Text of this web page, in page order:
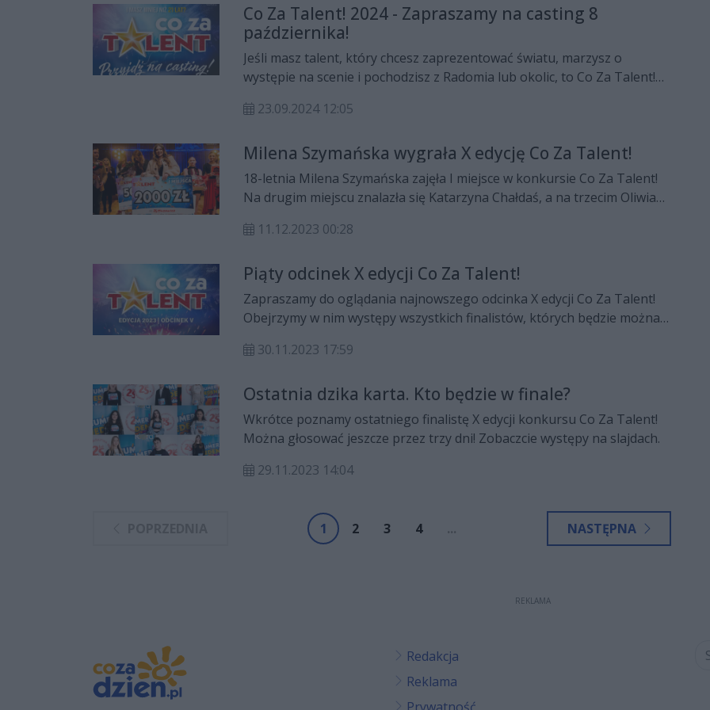
Co Za Talent! 2024 - Zapraszamy na casting 8
października!
Jeśli masz talent, który chcesz zaprezentować światu, marzysz o
występie na scenie i pochodzisz z Radomia lub okolic, to Co Za Talent!
zaprezentować się przed szeroką publicznością.
23.09.2024 12:05
Milena Szymańska wygrała X edycję Co Za Talent!
18-letnia Milena Szymańska zajęła I miejsce w konkursie Co Za Talent!
Na drugim miejscu znalazła się Katarzyna Chałdaś, a na trzecim Oliwia
Zostały wręczone także nagrody specjalne.
11.12.2023 00:28
Piąty odcinek X edycji Co Za Talent!
Zapraszamy do oglądania najnowszego odcinka X edycji Co Za Talent!
Obejrzymy w nim występy wszystkich finalistów, których będzie można
pod okiem trenerów - Julii Ziętek i Rodrigo Rodrigueza.
30.11.2023 17:59
Ostatnia dzika karta. Kto będzie w finale?
Wkrótce poznamy ostatniego finalistę X edycji konkursu Co Za Talent!
Można głosować jeszcze przez trzy dni! Zobaczcie występy na slajdach.
29.11.2023 14:04
1 2 3 4 ... NASTĘPNA
REKLAMA
Redakcja
Reklama
Prywatność